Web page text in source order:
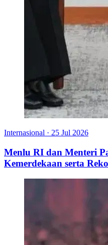
Internasional · 25 Jul 2026
Menlu RI dan Menteri
Kemerdekaan serta